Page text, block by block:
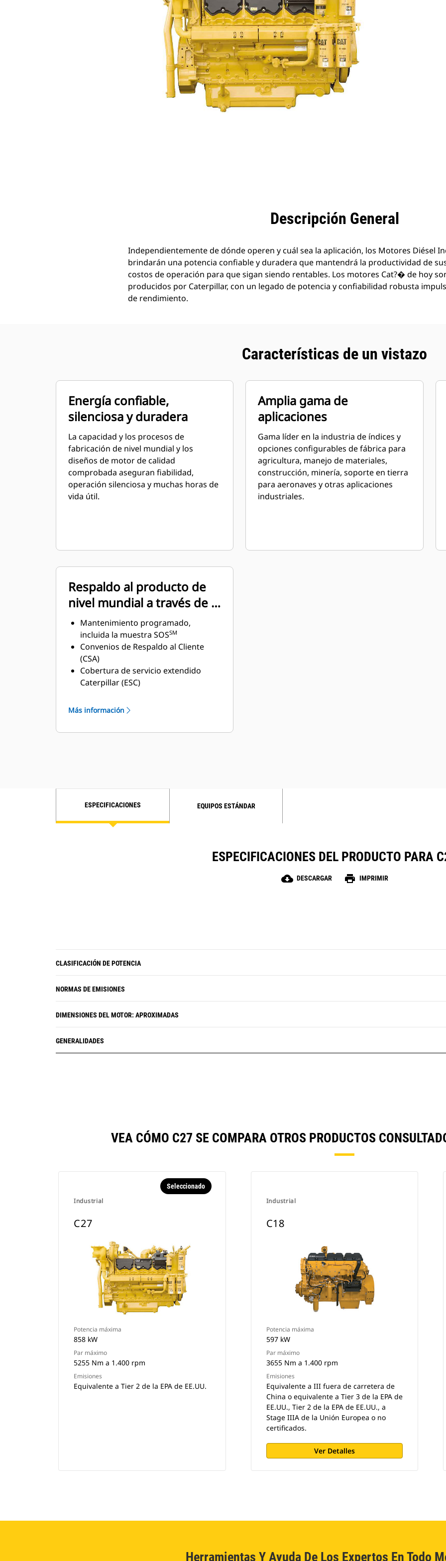
Descripción General
Independientemente de dónde operen y cuál sea la aplicación, los Motores Diésel
brindarán una potencia confiable y duradera que mantendrá la productividad de
costos de operación para que sigan siendo rentables. Los motores Cat?� de hoy
producidos por Caterpillar, con un legado de potencia y confiabilidad robusta
de rendimiento.
Características de un vistazo
Energía confiable,
silenciosa y duradera
La capacidad y los procesos de
fabricación de nivel mundial y los
diseños de motor de calidad
comprobada aseguran fiabilidad,
operación silenciosa y muchas horas de
vida útil.
Amplia gama de
aplicaciones
Gama líder en la industria de índices y
opciones configurables de fábrica para
agricultura, manejo de materiales,
construcción, minería, soporte en tierra
para aeronaves y otras aplicaciones
industriales.
Respaldo al producto de
nivel mundial a través de la
red global de
distribuidores Cat
Mantenimiento programado,
incluida la muestra SOSSM
Convenios de Respaldo al Cliente
(CSA)
Cobertura de servicio extendido
Caterpillar (ESC)
primera calidad
larga duración a través del programa
Más información
ESPECIFICACIONES EQUIPOS ESTÁNDAR
ESPECIFICACIONES DEL PRODUCTO PARA
cloud_download DESCARGAR print IMPRIMIR
CLASIFICACIÓN DE POTENCIA
NORMAS DE EMISIONES
DIMENSIONES DEL MOTOR: APROXIMADAS
GENERALIDADES
VEA CÓMO C27 SE COMPARA OTROS PRODUCTOS
Industrial
Seleccionado
C27
Potencia máxima
858 kW
Par máximo
5255 Nm a 1.400 rpm
Emisiones
Equivalente a Tier 2 de la EPA de EE.UU.
Industrial
C18
Potencia máxima
597 kW
Par máximo
3655 Nm a 1.400 rpm
Emisiones
Equivalente a III fuera de carretera de
China o equivalente a Tier 3 de la EPA de
EE.UU., Tier 2 de la EPA de EE.UU., a
Stage IIIA de la Unión Europea o no
certificados.
Ver Detalles
Herramientas Y Ayuda De Los Expertos En Todo